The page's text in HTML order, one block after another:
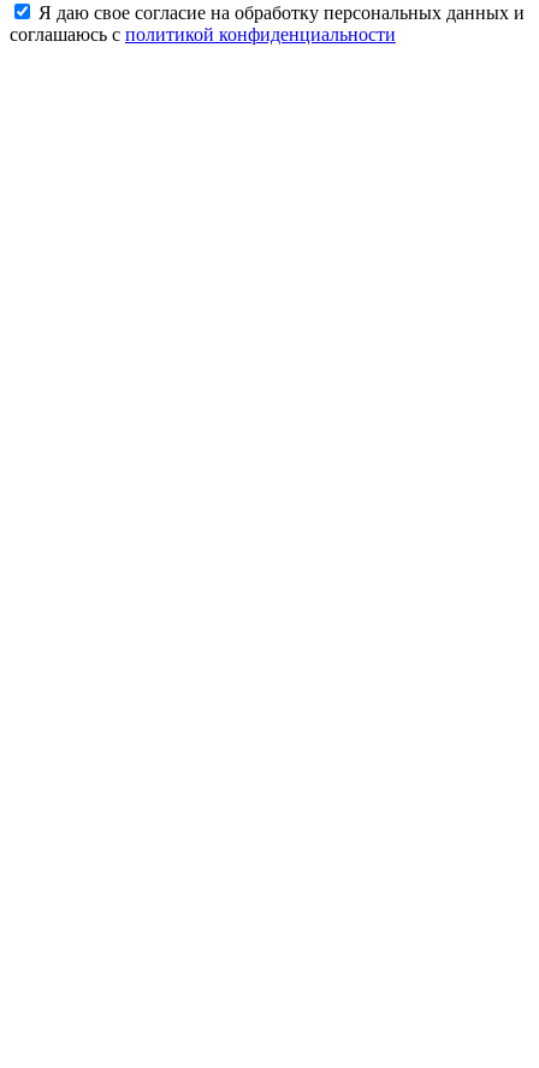
Я даю свое согласие на обработку персональных данных и
соглашаюсь с политикой конфиденциальности